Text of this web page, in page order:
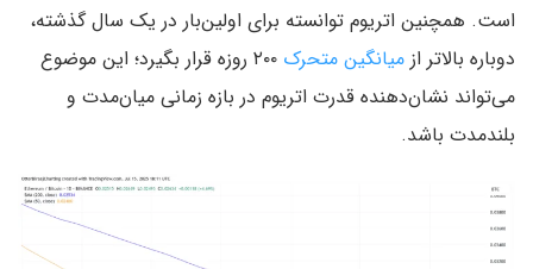
است. همچنین اتریوم توانسته برای اولین‌بار در یک سال گذشته،
دوباره بالاتر از میانگین متحرک
۲۰۰ روزه قرار بگیرد؛ این موضوع
می‌تواند نشان‌دهنده قدرت اتریوم در بازه زمانی میان‌مدت و
بلندمدت باشد.